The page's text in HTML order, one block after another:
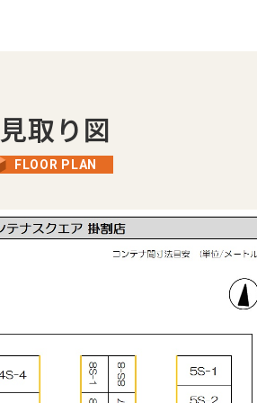
円
見取り図
FLOOR PLAN